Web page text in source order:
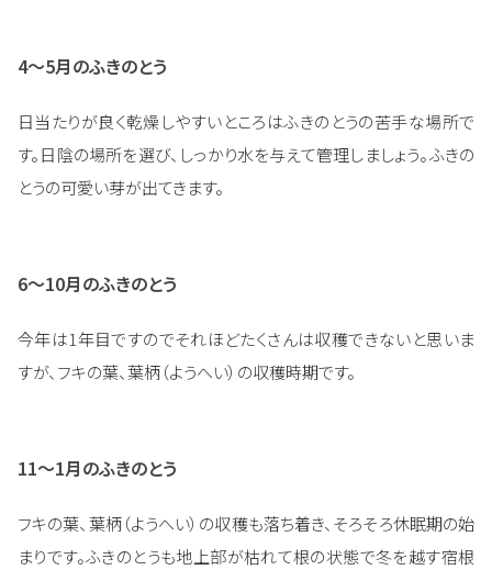
4～5月のふきのとう
日当たりが良く乾燥しやすいところはふきのとうの苦手な場所で
す。日陰の場所を選び、しっかり水を与えて管理しましょう。ふきの
とうの可愛い芽が出てきます。
6～10月のふきのとう
今年は1年目ですのでそれほどたくさんは収穫できないと思いま
すが、フキの葉、葉柄（ようへい）の収穫時期です。
11～1月のふきのとう
フキの葉、葉柄（ようへい）の収穫も落ち着き、そろそろ休眠期の始
まりです。ふきのとうも地上部が枯れて根の状態で冬を越す宿根